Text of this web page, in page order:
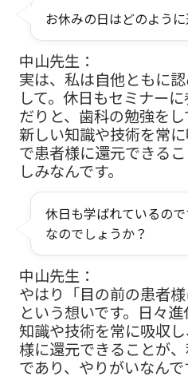
お休みの日はどのよう
中山先生：
実は、私は自他ともに
して。休日もセミナー
だりと、歯科の勉強を
新しい知識や技術を常
で患者様に還元できる
しみなんです。
休日も学ばれているの
なのでしょうか？
中山先生：
やはり「目の前の患者
という想いです。日々
知識や技術を常に吸収
様に還元できることが
であり、やりがいなんで